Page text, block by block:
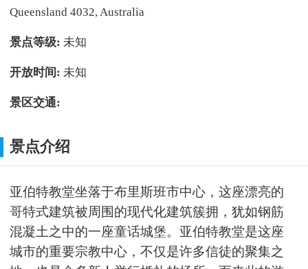
Queensland 4032, Australia
景点等级:未知
开放时间:未知
景区交通:
景点介绍
亚伯特教堂坐落于布里斯班市中心，这座漂亮的
哥特式建筑被周围的现代化建筑簇拥，犹如钢筋
混凝土之中的一座童话城堡。亚伯特教堂是这座
城市的重要宗教中心，不仅是许多信徒的聚集之